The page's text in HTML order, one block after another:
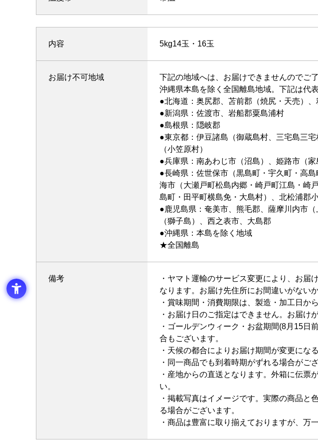
内容 5kg14玉・16玉
お届け不可地域
下記の地域へは、お届けできませんのでご
沖縄県本島を除く全国離島地域。下記は代
●北海道：奥尻郡、苫前郡（焼尻・天売）
●新潟県：佐渡市、岩船郡粟島浦村
●島根県：隠岐郡
●東京都：伊豆諸島（御蔵島村、三宅島三
（小笠原村）
●兵庫県：南あわじ市（沼島）、姫路市（家
●長崎県：佐世保市（黒島町・宇久町・高
海市（大瀬戸町松島内郷・崎戸町江島・崎
島町・田平町横島免・大島村）、北松浦郡
●鹿児島県：奄美市、熊毛郡、薩摩川内市
（獅子島）、西之表市、大島郡
●沖縄県：本島を除く地域
★全国離島
備考
・ヤマト運輸のサービス変更により、お
なります。お届け先住所にお間違いがない
・賞味期間・消費期限は、製造・加工日か
・お届け日のご指定はできません。お届
・ゴールデンウィーク・お盆期間(8月15
合もございます。
・天候の都合によりお届け期間が変更にな
・同一商品でも到着時期がずれる場合がご
・産地からの直送となります。外箱に伝票
い。
・掲載写真はイメージです。実際の商品
る場合がございます。
・商品は豊富に取り揃えておりますが、万